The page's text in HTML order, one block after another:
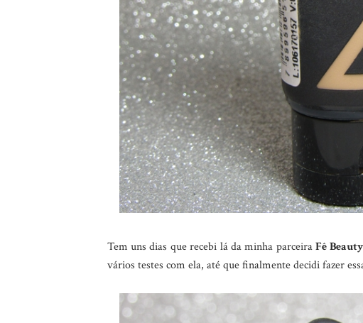
Tem uns dias que recebi lá da minha parceiraFê Beauty
vários testes com ela, até que finalmente decidi fazer